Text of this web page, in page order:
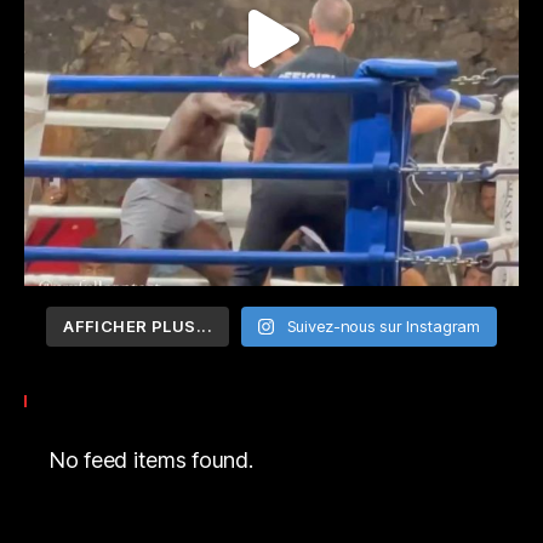
AFFICHER PLUS... Suivez-nous sur Instagram
No feed items found.